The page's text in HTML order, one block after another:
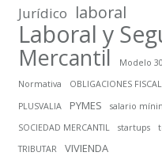
Jurídico laboral
Laboral y
Mercantil Modelo
Normativa
OBLIGACIONES
PLUSVALIA
PYMES salario
SOCIEDAD MERCANTIL startups
TRIBUTAR
VIVIENDA